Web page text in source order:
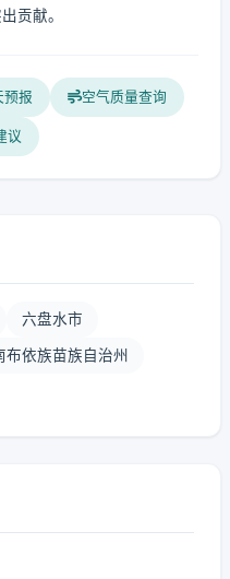
贡献。
预报 空气质量查询
议
六盘水市
布依族苗族自治州